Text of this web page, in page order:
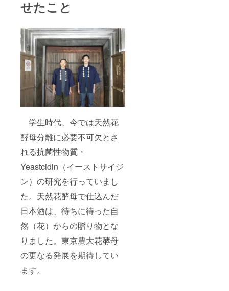
せたこと
学生時代、今では天然花
酵母分離に必要不可欠とさ
れる抗菌性物質・
Yeastcidin（イーストサイジ
ン）の研究を行っていまし
た。天然花酵母で仕込んだ
日本酒は、待ちに待った自
然（花）からの贈り物とな
りました。東京農大花酵母
の更なる発展を期待してい
ます。